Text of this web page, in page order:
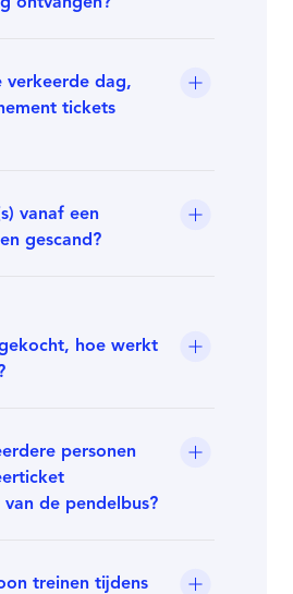
verkeerde dag,
tickets
vanaf een
gescand?
hoe werkt
personen
de pendelbus?
treinen tijdens